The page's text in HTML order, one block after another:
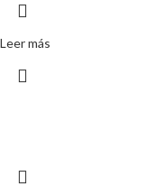
Leer más